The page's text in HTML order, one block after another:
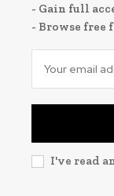
- Gain full
- Browse free
I've read